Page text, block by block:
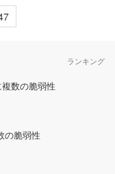
ランキング
数の脆弱性
の脆弱性